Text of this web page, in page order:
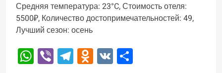
Средняя температура: 23°C, Стоимость отеля:
5500₽, Количество достопримечательностей: 49,
Лучший сезон: осень
WhatsApp
ViberTelegram
Odnoklassniki
VK